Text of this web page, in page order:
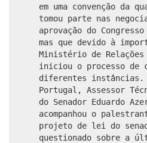
em uma convenção da
tomou parte nas
aprovação do
mas que devido à
Ministério de
iniciou o processo de
diferentes instâncias.
Portugal, Assessor
do Senador Eduardo
acompanhou o
projeto de lei do
questionado sobre a